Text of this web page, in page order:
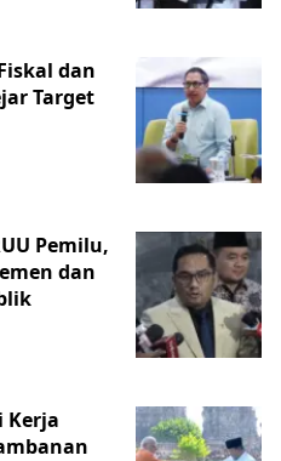
dan
Target
Pemilu,
dan
Kerja